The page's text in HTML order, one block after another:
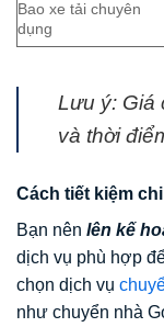
Bao xe tải chuyên
dụng
Lưu ý: Giá
và thời
Cách tiết kiệm
Bạn nên lên kế
dịch vụ phù hợp
chọn dịch vụ
như chuyển nhà